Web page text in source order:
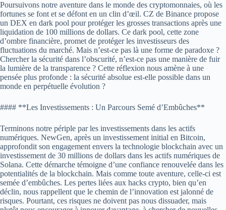
Poursuivons notre aventure dans le monde des cryptomonnaies, où les
fortunes se font et se défont en un clin d’œil. CZ de Binance propose
un DEX en dark pool pour protéger les grosses transactions après une
liquidation de 100 millions de dollars. Ce dark pool, cette zone
d’ombre financière, promet de protéger les investisseurs des
fluctuations du marché. Mais n’est-ce pas là une forme de paradoxe ?
Chercher la sécurité dans l’obscurité, n’est-ce pas une manière de fuir
la lumière de la transparence ? Cette réflexion nous amène à une
pensée plus profonde : la sécurité absolue est-elle possible dans un
monde en perpétuelle évolution ?
#### **Les Investissements : Un Parcours Semé d’Embûches**
Terminons notre périple par les investissements dans les actifs
numériques. NewGen, après un investissement initial en Bitcoin,
approfondit son engagement envers la technologie blockchain avec un
investissement de 30 millions de dollars dans les actifs numériques de
Solana. Cette démarche témoigne d’une confiance renouvelée dans les
potentialités de la blockchain. Mais comme toute aventure, celle-ci est
semée d’embûches. Les pertes liées aux hacks crypto, bien qu’en
déclin, nous rappellent que le chemin de l’innovation est jalonné de
risques. Pourtant, ces risques ne doivent pas nous dissuader, mais